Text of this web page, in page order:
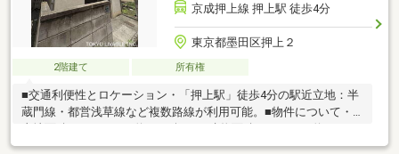
京成押上線 押上駅 徒歩4分
東京都墨田区押上２
2階建て 所有権
■交通利便性とロケーション・「押上駅」徒歩4分の駅近立地：半
蔵門線・都営浅草線など複数路線が利用可能。■物件について・
土地面積：68.75m2（約20.79坪）・建物面積 88.72m2（約26.8
坪）・間取りタイプ：４KK※建築基準法上の道路に接道していな